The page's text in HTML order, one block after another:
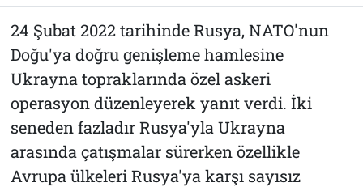
24 Şubat 2022 tarihinde Rusya, NATO'nun
Doğu'ya doğru genişleme hamlesine
Ukrayna topraklarında özel askeri
operasyon düzenleyerek yanıt verdi. İki
seneden fazladır Rusya'yla Ukrayna
arasında çatışmalar sürerken özellikle
Avrupa ülkeleri Rusya'ya karşı sayısız